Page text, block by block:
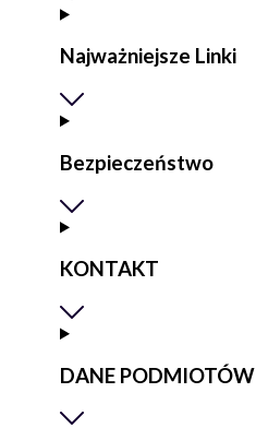
Najważniejsze Linki
Bezpieczeństwo
KONTAKT
DANE PODMIOTÓW